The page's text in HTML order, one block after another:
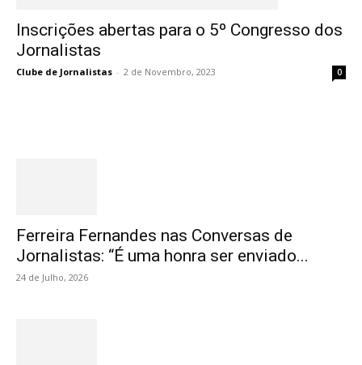
Inscrições abertas para o 5º Congresso dos
Jornalistas
Clube de Jornalistas - 2 de Novembro, 2023 0
Ferreira Fernandes nas Conversas de
Jornalistas: “É uma honra ser enviado...
24 de Julho, 2026